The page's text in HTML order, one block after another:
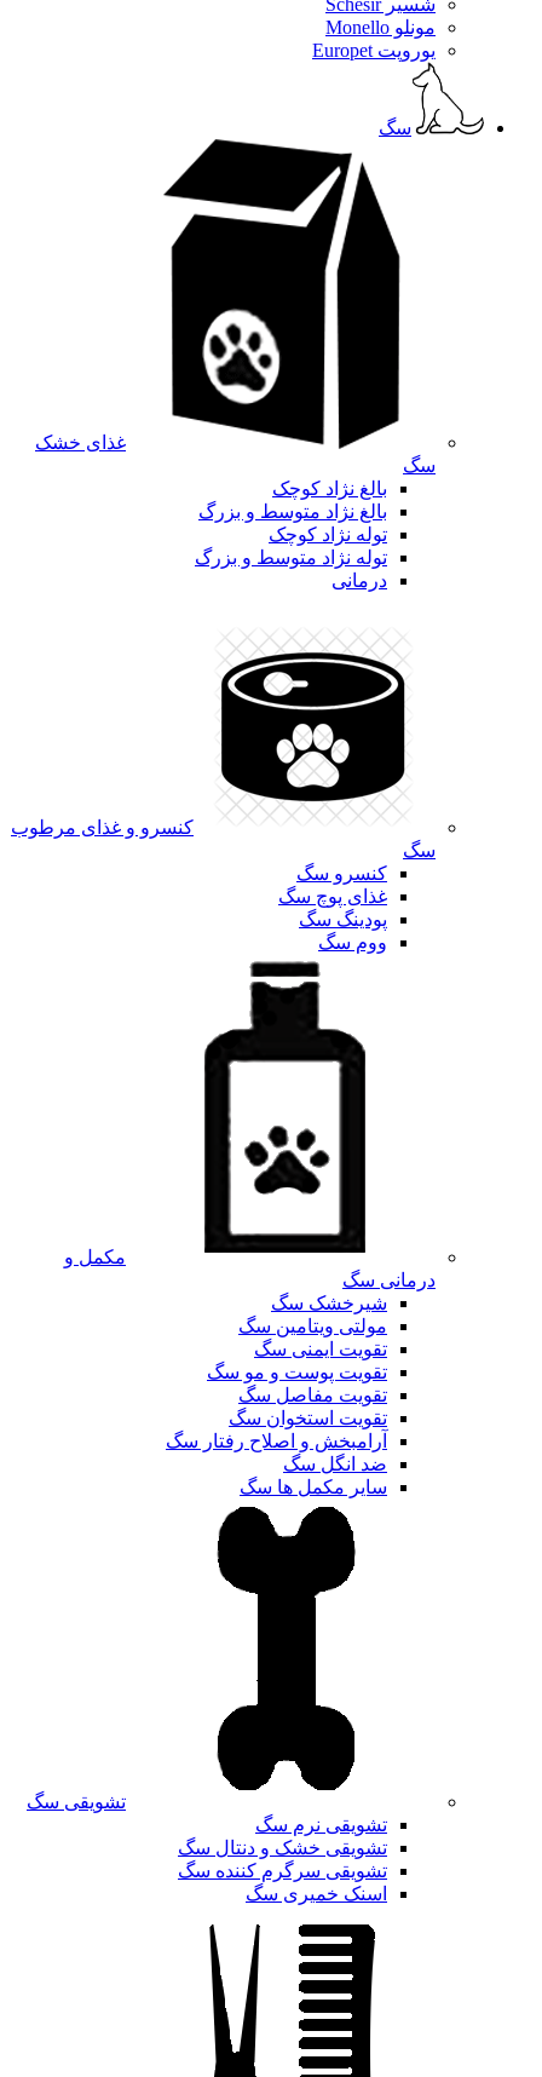
شسیر Schesir
مونلو Monello
یوروپت Europet
سگ
غذای خشک
سگ
بالغ نژاد کوچک
بالغ نژاد متوسط و بزرگ
توله نژاد کوچک
توله نژاد متوسط و بزرگ
درمانی
کنسرو و غذای مرطوب
سگ
کنسرو سگ
غذای پوچ سگ
پودینگ سگ
ووم سگ
مکمل و
درمانی سگ
شیرخشک سگ
مولتی ویتامین سگ
تقویت ایمنی سگ
تقویت پوست و مو سگ
تقویت مفاصل سگ
تقویت استخوان سگ
آرامبخش و اصلاح رفتار سگ
ضد انگل سگ
سایر مکمل ها سگ
تشویقی سگ
تشویقی نرم سگ
تشویقی خشک و دنتال سگ
تشویقی سرگرم کننده سگ
اسنک خمیری سگ